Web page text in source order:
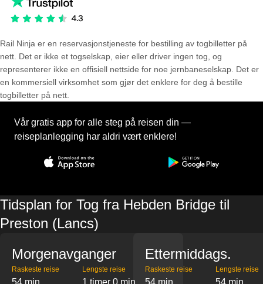
Rail Ninja er en reservasjons­tjeneste for bestilling av togbilletter på
nett. Det er ikke et togselskap, eier eller driver ingen tog, og
representerer ikke en offisiell nettside for noe jernbaneselskap. Det er
en kommersiell virksomhet som gjør det enklere for deg å bestille
togbilletter på nett.
Vår gratis app for alle steg på reisen din —
reiseplanlegging har aldri vært enklere!
Tidsplan for Tog fra Hebden Bridge til
Preston (Lancs)
Morgenavganger
Raskeste reise
54 min
Lengste reise
1 timer 0 min
Ettermiddags.
Raskeste reise
54 min
Lengste reise
54 min